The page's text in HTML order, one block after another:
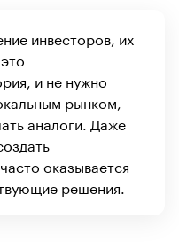
инвесторов, их
и не нужно
рынком,
аналоги. Даже
оказывается
решения.